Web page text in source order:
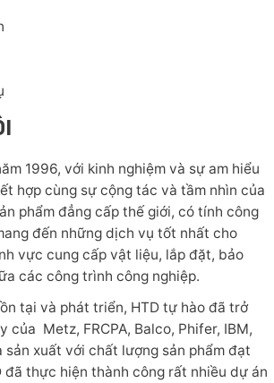
1996, với kinh nghiệm và sự am hiểu
hợp cùng sự cộng tác và tầm nhìn của
phẩm đẳng cấp thế giới, có tính công
đến những dịch vụ tốt nhất cho
vực cung cấp vật liệu, lắp đặt, bảo
các công trình công nghiệp.
tại và phát triển, HTD tự hào đã trở
của Metz, FRCPA, Balco, Phifer, IBM,
sản xuất với chất lượng sản phẩm đạt
đã thực hiện thành công rất nhiều dự án